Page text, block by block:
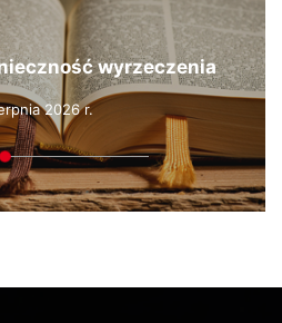
wyrzeczenia
2026 r.